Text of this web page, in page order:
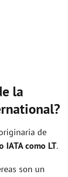
la
de
IATA como LT.
son un